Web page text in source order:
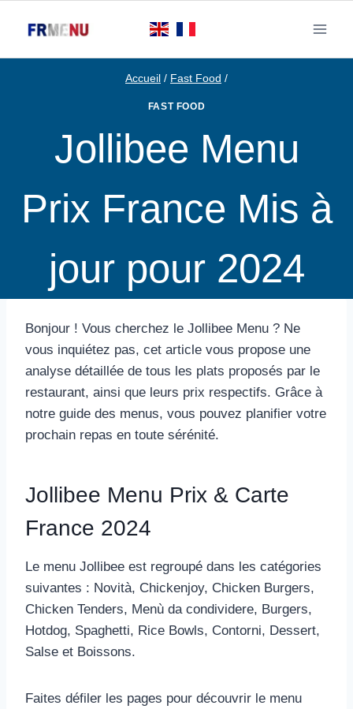
Accueil / Fast Food /
FAST FOOD
Jollibee Menu
Prix France Mis à
jour pour 2024
Bonjour ! Vous cherchez le Jollibee Menu ? Ne
vous inquiétez pas, cet article vous propose une
analyse détaillée de tous les plats proposés par le
restaurant, ainsi que leurs prix respectifs. Grâce à
notre guide des menus, vous pouvez planifier votre
prochain repas en toute sérénité.
Jollibee Menu Prix & Carte
France 2024
Le menu Jollibee est regroupé dans les catégories
suivantes : Novità, Chickenjoy, Chicken Burgers,
Chicken Tenders, Menù da condividere, Burgers,
Hotdog, Spaghetti, Rice Bowls, Contorni, Dessert,
Salse et Boissons.
Faites défiler les pages pour découvrir le menu